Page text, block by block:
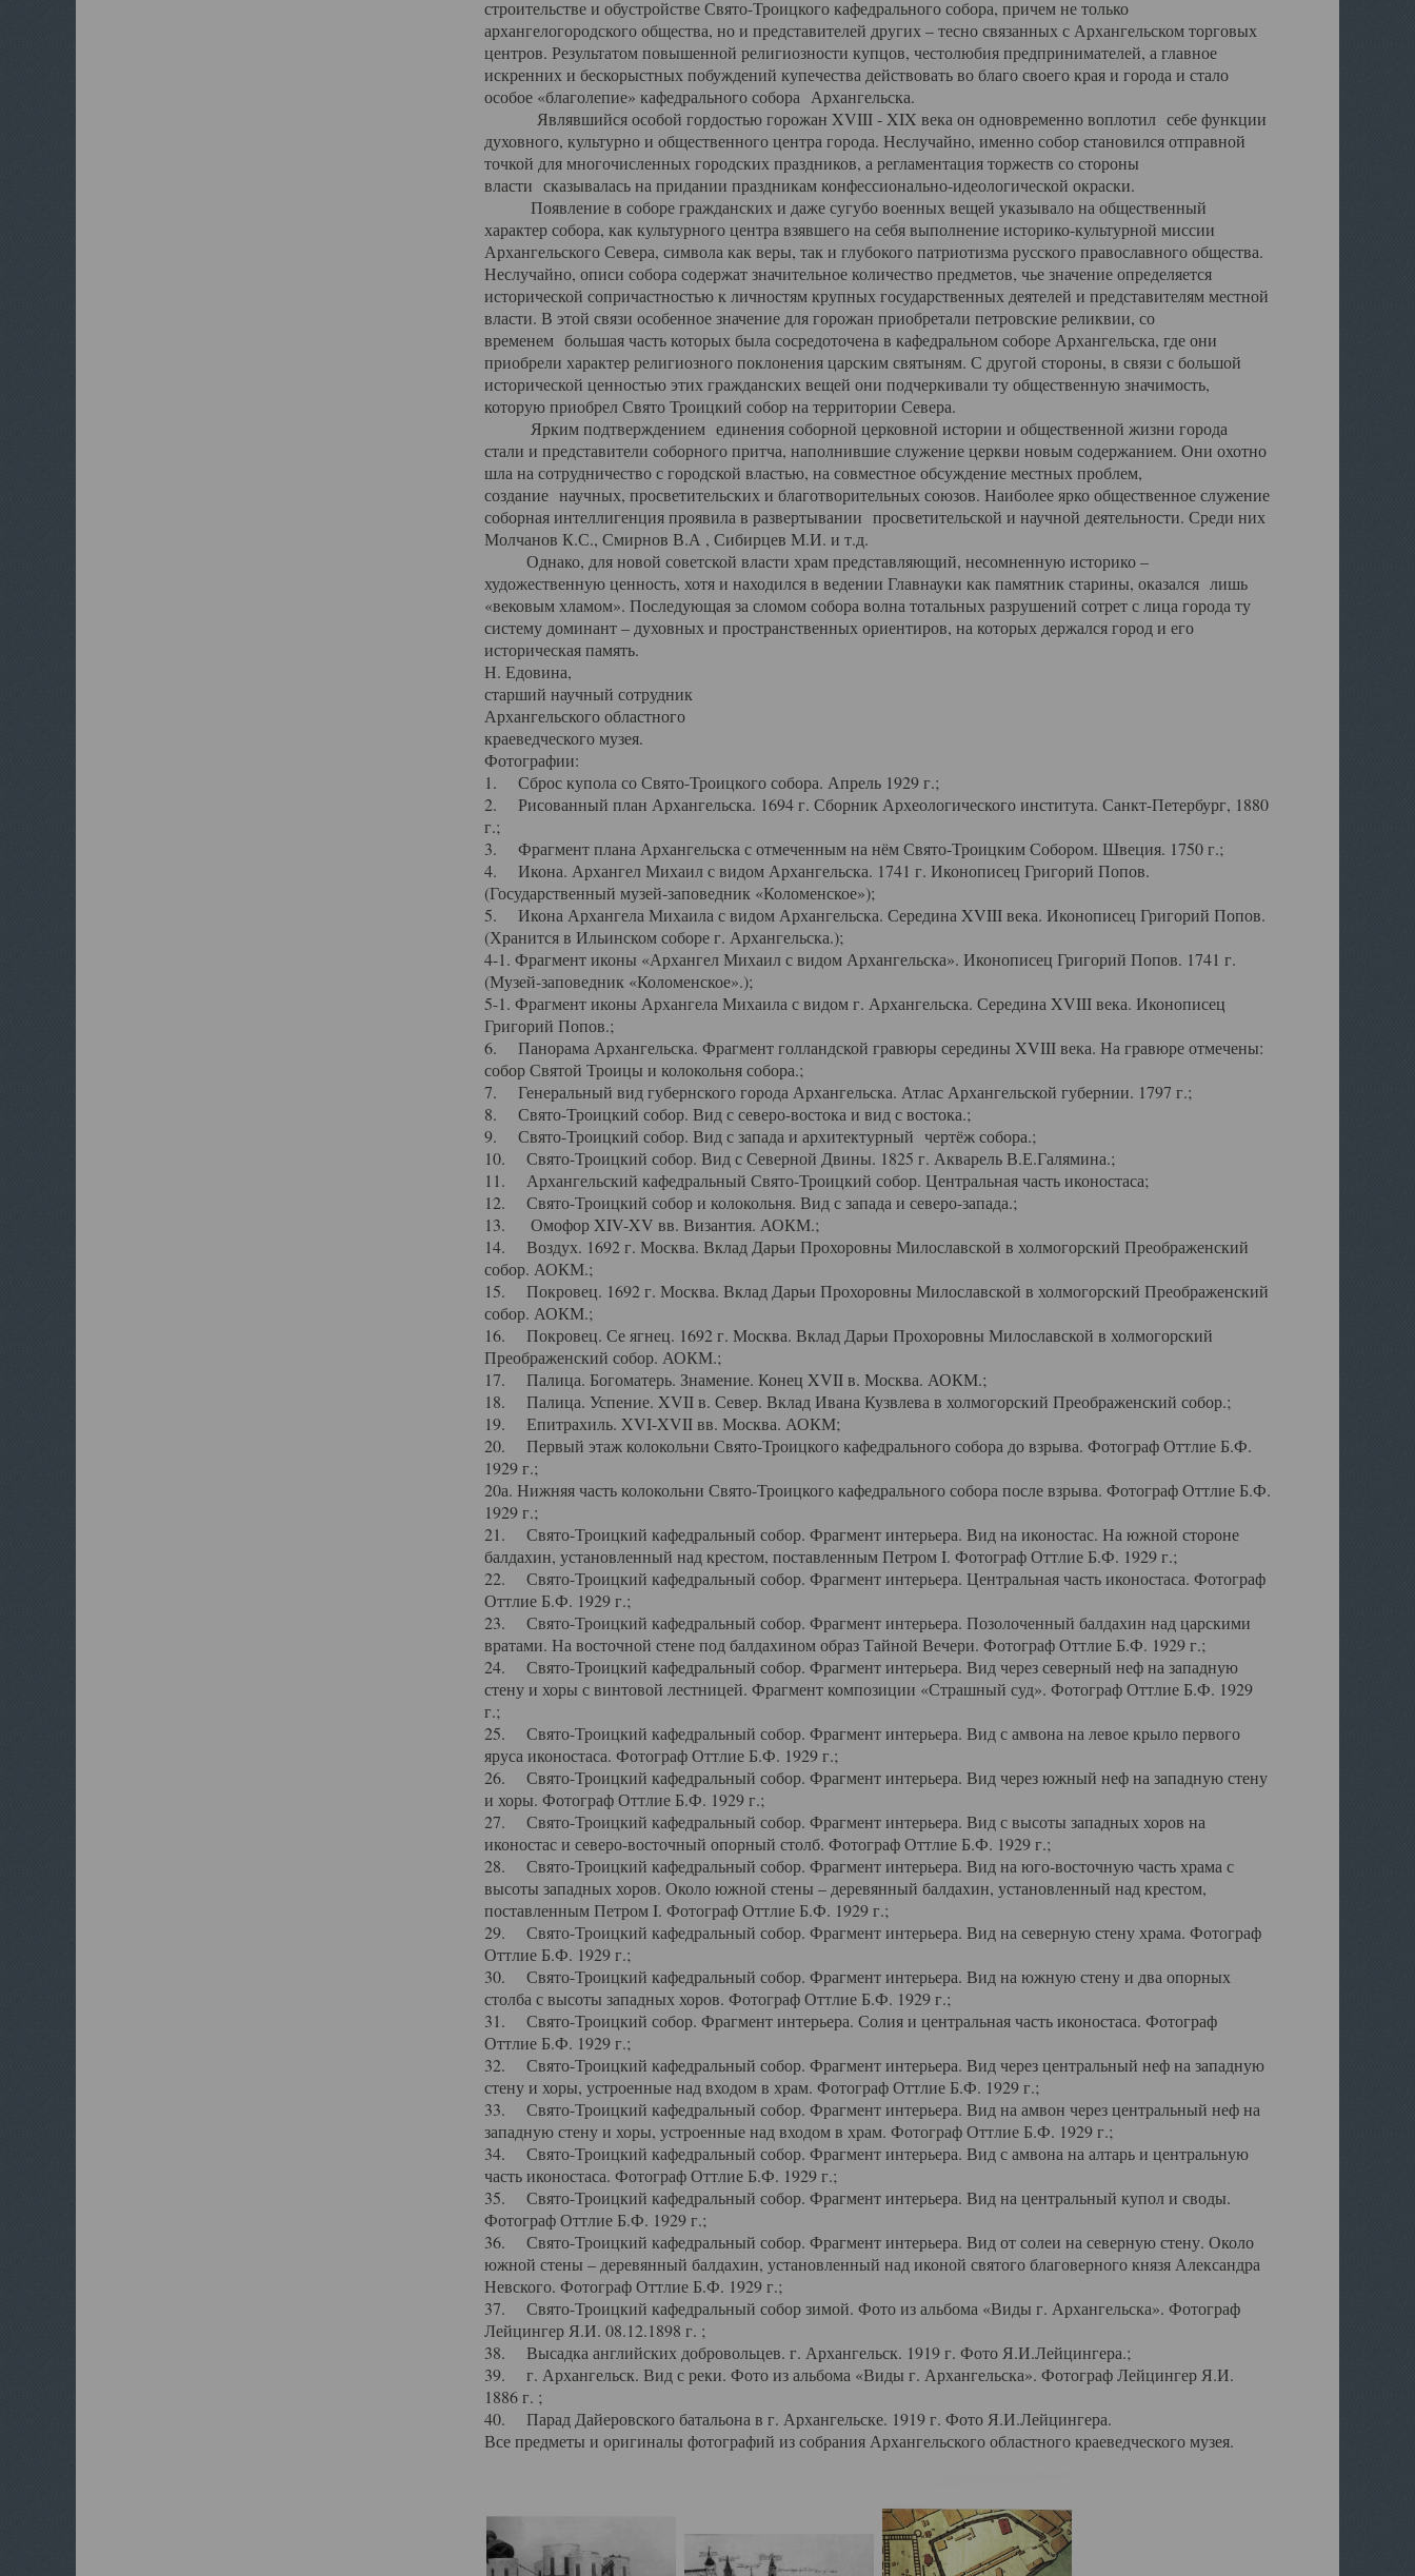
строительстве и обустройстве Свято-Троицкого кафедрального собора, причем не только
архангелогородского общества, но и представителей других – тесно связанных с Архангельском торговых
центров. Результатом повышенной религиозности купцов, честолюбия предпринимателей, а главное
искренних и бескорыстных побуждений купечества действовать во благо своего края и города и стало
особое «благолепие» кафедрального собора Архангельска.
Являвшийся особой гордостью горожан XVIII - XIX века он одновременно воплотил себе функции
духовного, культурно и общественного центра города. Неслучайно, именно собор становился отправной
точкой для многочисленных городских праздников, а регламентация торжеств со стороны
власти сказывалась на придании праздникам конфессионально-идеологической окраски.
Появление в соборе гражданских и даже сугубо военных вещей указывало на общественный
характер собора, как культурного центра взявшего на себя выполнение историко-культурной миссии
Архангельского Севера, символа как веры, так и глубокого патриотизма русского православного общества.
Неслучайно, описи собора содержат значительное количество предметов, чье значение определяется
исторической сопричастностью к личностям крупных государственных деятелей и представителям местной
власти. В этой связи особенное значение для горожан приобретали петровские реликвии, со
временем большая часть которых была сосредоточена в кафедральном соборе Архангельска, где они
приобрели характер религиозного поклонения царским святыням. С другой стороны, в связи с большой
исторической ценностью этих гражданских вещей они подчеркивали ту общественную значимость,
которую приобрел Свято Троицкий собор на территории Севера.
Ярким подтверждением единения соборной церковной истории и общественной жизни города
стали и представители соборного притча, наполнившие служение церкви новым содержанием. Они охотно
шла на сотрудничество с городской властью, на совместное обсуждение местных проблем,
создание научных, просветительских и благотворительных союзов. Наиболее ярко общественное служение
соборная интеллигенция проявила в развертывании просветительской и научной деятельности. Среди них
Молчанов К.С., Смирнов В.А , Сибирцев М.И. и т.д.
Однако, для новой советской власти храм представляющий, несомненную историко –
художественную ценность, хотя и находился в ведении Главнауки как памятник старины, оказался лишь
«вековым хламом». Последующая за сломом собора волна тотальных разрушений сотрет с лица города ту
систему доминант – духовных и пространственных ориентиров, на которых держался город и его
историческая память.
Н. Едовина,
старший научный сотрудник
Архангельского областного
краеведческого музея.
Фотографии:
1. Сброс купола со Свято-Троицкого собора. Апрель 1929 г.;
2. Рисованный план Архангельска. 1694 г. Сборник Археологического института. Санкт-Петербург, 1880
г.;
3. Фрагмент плана Архангельска с отмеченным на нём Свято-Троицким Собором. Швеция. 1750 г.;
4. Икона. Архангел Михаил с видом Архангельска. 1741 г. Иконописец Григорий Попов.
(Государственный музей-заповедник «Коломенское»);
5. Икона Архангела Михаила с видом Архангельска. Середина XVIII века. Иконописец Григорий Попов.
(Хранится в Ильинском соборе г. Архангельска.);
4-1. Фрагмент иконы «Архангел Михаил с видом Архангельска». Иконописец Григорий Попов. 1741 г.
(Музей-заповедник «Коломенское».);
5-1. Фрагмент иконы Архангела Михаила с видом г. Архангельска. Середина XVIII века. Иконописец
Григорий Попов.;
6. Панорама Архангельска. Фрагмент голландской гравюры середины XVIII века. На гравюре отмечены:
собор Святой Троицы и колокольня собора.;
7. Генеральный вид губернского города Архангельска. Атлас Архангельской губернии. 1797 г.;
8. Свято-Троицкий собор. Вид с северо-востока и вид с востока.;
9. Свято-Троицкий собор. Вид с запада и архитектурный чертёж собора.;
10. Свято-Троицкий собор. Вид с Северной Двины. 1825 г. Акварель В.Е.Галямина.;
11. Архангельский кафедральный Свято-Троицкий собор. Центральная часть иконостаса;
12. Свято-Троицкий собор и колокольня. Вид с запада и северо-запада.;
13. Омофор XIV-XV вв. Византия. АОКМ.;
14. Воздух. 1692 г. Москва. Вклад Дарьи Прохоровны Милославской в холмогорский Преображенский
собор. АОКМ.;
15. Покровец. 1692 г. Москва. Вклад Дарьи Прохоровны Милославской в холмогорский Преображенский
собор. АОКМ.;
16. Покровец. Се ягнец. 1692 г. Москва. Вклад Дарьи Прохоровны Милославской в холмогорский
Преображенский собор. АОКМ.;
17. Палица. Богоматерь. Знамение. Конец XVII в. Москва. АОКМ.;
18. Палица. Успение. XVII в. Север. Вклад Ивана Кузвлева в холмогорский Преображенский собор.;
19. Епитрахиль. XVI-XVII вв. Москва. АОКМ;
20. Первый этаж колокольни Свято-Троицкого кафедрального собора до взрыва. Фотограф Оттлие Б.Ф.
1929 г.;
20а. Нижняя часть колокольни Свято-Троицкого кафедрального собора после взрыва. Фотограф Оттлие Б.Ф.
1929 г.;
21. Свято-Троицкий кафедральный собор. Фрагмент интерьера. Вид на иконостас. На южной стороне
балдахин, установленный над крестом, поставленным Петром I. Фотограф Оттлие Б.Ф. 1929 г.;
22. Свято-Троицкий кафедральный собор. Фрагмент интерьера. Центральная часть иконостаса. Фотограф
Оттлие Б.Ф. 1929 г.;
23. Свято-Троицкий кафедральный собор. Фрагмент интерьера. Позолоченный балдахин над царскими
вратами. На восточной стене под балдахином образ Тайной Вечери. Фотограф Оттлие Б.Ф. 1929 г.;
24. Свято-Троицкий кафедральный собор. Фрагмент интерьера. Вид через северный неф на западную
стену и хоры с винтовой лестницей. Фрагмент композиции «Страшный суд». Фотограф Оттлие Б.Ф. 1929
г.;
25. Свято-Троицкий кафедральный собор. Фрагмент интерьера. Вид с амвона на левое крыло первого
яруса иконостаса. Фотограф Оттлие Б.Ф. 1929 г.;
26. Свято-Троицкий кафедральный собор. Фрагмент интерьера. Вид через южный неф на западную стену
и хоры. Фотограф Оттлие Б.Ф. 1929 г.;
27. Свято-Троицкий кафедральный собор. Фрагмент интерьера. Вид с высоты западных хоров на
иконостас и северо-восточный опорный столб. Фотограф Оттлие Б.Ф. 1929 г.;
28. Свято-Троицкий кафедральный собор. Фрагмент интерьера. Вид на юго-восточную часть храма с
высоты западных хоров. Около южной стены – деревянный балдахин, установленный над крестом,
поставленным Петром I. Фотограф Оттлие Б.Ф. 1929 г.;
29. Свято-Троицкий кафедральный собор. Фрагмент интерьера. Вид на северную стену храма. Фотограф
Оттлие Б.Ф. 1929 г.;
30. Свято-Троицкий кафедральный собор. Фрагмент интерьера. Вид на южную стену и два опорных
столба с высоты западных хоров. Фотограф Оттлие Б.Ф. 1929 г.;
31. Свято-Троицкий собор. Фрагмент интерьера. Солия и центральная часть иконостаса. Фотограф
Оттлие Б.Ф. 1929 г.;
32. Свято-Троицкий кафедральный собор. Фрагмент интерьера. Вид через центральный неф на западную
стену и хоры, устроенные над входом в храм. Фотограф Оттлие Б.Ф. 1929 г.;
33. Свято-Троицкий кафедральный собор. Фрагмент интерьера. Вид на амвон через центральный неф на
западную стену и хоры, устроенные над входом в храм. Фотограф Оттлие Б.Ф. 1929 г.;
34. Свято-Троицкий кафедральный собор. Фрагмент интерьера. Вид с амвона на алтарь и центральную
часть иконостаса. Фотограф Оттлие Б.Ф. 1929 г.;
35. Свято-Троицкий кафедральный собор. Фрагмент интерьера. Вид на центральный купол и своды.
Фотограф Оттлие Б.Ф. 1929 г.;
36. Свято-Троицкий кафедральный собор. Фрагмент интерьера. Вид от солеи на северную стену. Около
южной стены – деревянный балдахин, установленный над иконой святого благоверного князя Александра
Невского. Фотограф Оттлие Б.Ф. 1929 г.;
37. Свято-Троицкий кафедральный собор зимой. Фото из альбома «Виды г. Архангельска». Фотограф
Лейцингер Я.И. 08.12.1898 г. ;
38. Высадка английских добровольцев. г. Архангельск. 1919 г. Фото Я.И.Лейцингера.;
39. г. Архангельск. Вид с реки. Фото из альбома «Виды г. Архангельска». Фотограф Лейцингер Я.И.
1886 г. ;
40. Парад Дайеровского батальона в г. Архангельске. 1919 г. Фото Я.И.Лейцингера.
Все предметы и оригиналы фотографий из собрания Архангельского областного краеведческого музея.